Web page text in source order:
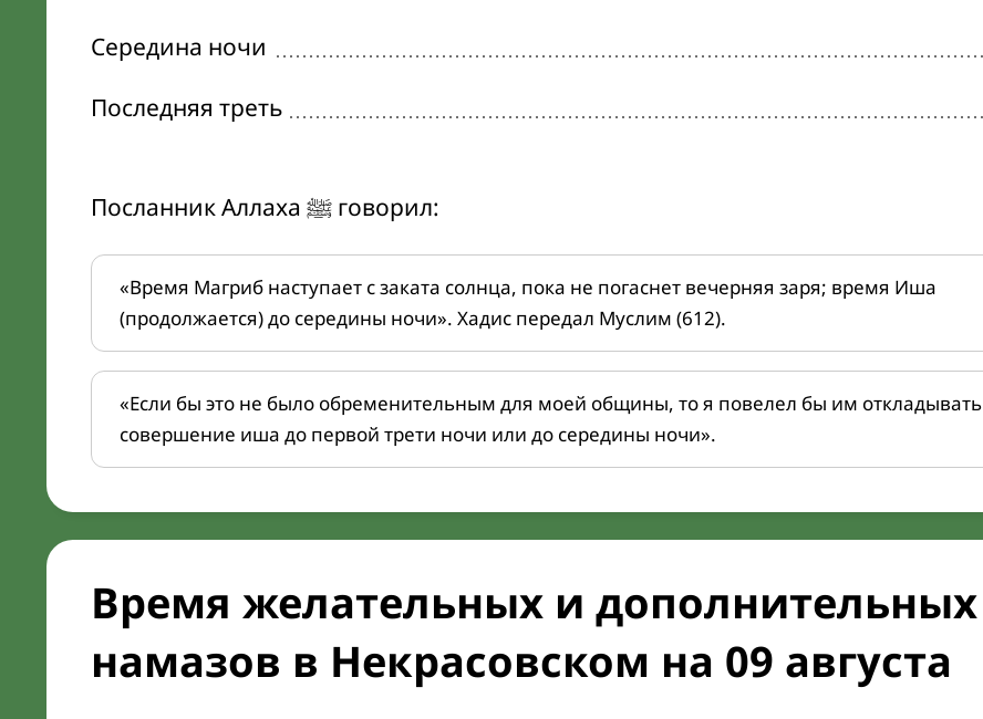
Середина ночи
Последняя треть
Посланник Аллаха ﷺ говорил:
«Время Магриб наступает с заката солнца, пока не погаснет вечерняя заря; время Иша
(продолжается) до середины ночи». Хадис передал Муслим (612).
«Если бы это не было обременительным для моей общины, то я повелел бы им откладывать
совершение иша до первой трети ночи или до середины ночи».
Время желательных и дополнительных
намазов в Некрасовском на 09 августа